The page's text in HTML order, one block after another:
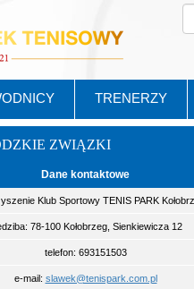
TRENERZY
ZWIĄZKI
Dane kontaktowe
Klub Sportowy TENIS PARK
78-100 Kołobrzeg, Sienkiewicza 12
telefon: 693151503
e-mail: slawek@tenispark.com.pl